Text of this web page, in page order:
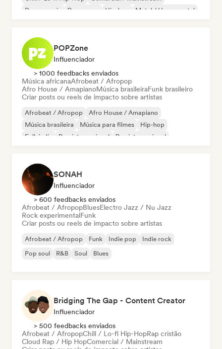
Dance music
Dance pop Hip-hop Metal / Heavy metal
POPZone
Influenciador
> 1000 feedbacks enviados
Música africanaAfrobeat / Afropop
Afro House / AmapianoMúsica brasileiraFunk brasileiro
Criar posts ou reels de impacto sobre artistas
Afrobeat / Afropop
Afro House / Amapiano
Música brasileira
Música para filmes
Hip-hop
Folk indie
Pop internacional Rap internacional
SONAH
Influenciador
> 600 feedbacks enviados
Afrobeat / AfropopBluesElectro Jazz / Nu Jazz
Rock experimentalFunk
Criar posts ou reels de impacto sobre artistas
Afrobeat / Afropop Funk Indie pop
Indie rock
Pop soul
R&B Soul Blues
Bridging The Gap - Content Creator
Influenciador
> 500 feedbacks enviados
Afrobeat / AfropopChill / Lo-fi Hip-HopRap cristão
Cloud Rap / Hip HopComercial / Mainstream